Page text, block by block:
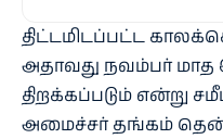
திட்டமிடப்பட்ட
அதாவது நவம்பர் மாத
திறக்கப்படும் என்று
அமைச்சர் தங்கம்